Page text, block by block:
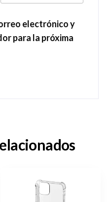
electrónico y
para la próxima